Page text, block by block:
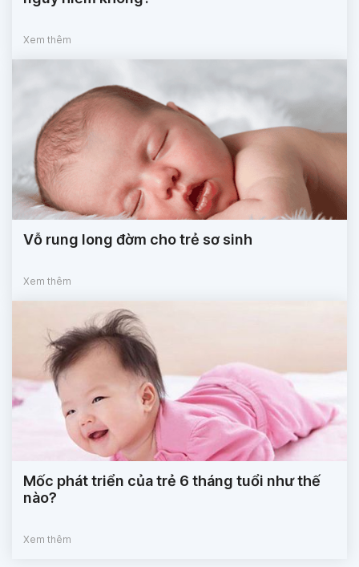
Xem thêm
Vỗ rung long đờm cho trẻ sơ sinh
Xem thêm
Mốc phát triển của trẻ 6 tháng tuổi như thế
nào?
Xem thêm